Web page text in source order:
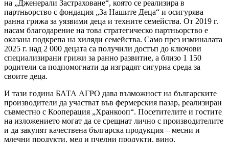
на „Дженерали Застраховане“, която се реализира в
партньорство с фондация „За Нашите Деца“ и осигурява
ранна грижа за уязвими деца и техните семейства. От 2019 г.
насам благодарение на това стратегическо партньорство е
оказана подкрепа на хиляди семейства. Само през изминалата
2025 г. над 2 000 децата са получили достъп до ключови
специализирани грижи за ранно развитие, а близо 1 150
родители са подпомогнати да изградят сигурна среда за
своите деца.
И тази година БАТА АГРО дава възможност на българските
производители да участват във фермерския пазар, реализиран
съвместно с Кооперация „Хранкооп“. Посетителите и гостите
на изложението могат да се срещнат лично с производителите
и да закупят качествена българска продукция – месни и
млечни продукти, мед и пчелни продукти, вино,